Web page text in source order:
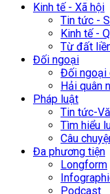
Kinh tế - Xã hội
Tin tức -
Kinh tế -
Từ đất
Đối ngoại
Đối ngoại
Hải quân
Pháp luật
Tin tức-
Tìm hiểu
Câu
Đa phương tiện
Longform
Podcast